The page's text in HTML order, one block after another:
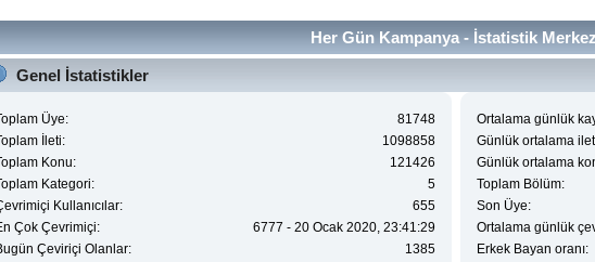
Her Gün Kampanya - İstatistik
Genel İstatistikler
Üye:
81748
İleti:
1098858
Konu:
121426
Kategori:
5
Kullanıcılar:
655
Çok Çevrimiçi:
6777 - 20 Ocak 2020, 23:41:29
Çeviriçi Olanlar:
1385
Ortalama günlük
Günlük ortalama ileti
Günlük ortalama
Toplam Bölüm:
Son Üye:
Ortalama günlük
Erkek Bayan oranı: